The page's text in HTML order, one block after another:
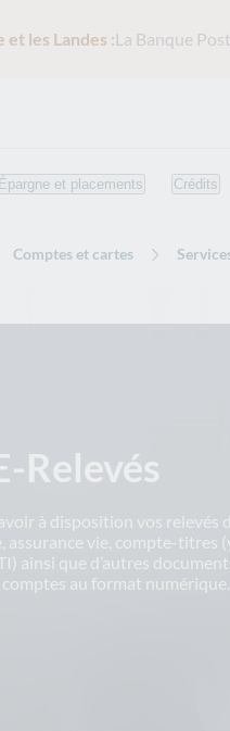
et les Landes :La Banque
Épargne et placements Crédits
Comptes et cartes
Relevés
à disposition vos relevés
assurance vie, compte-titres
ainsi que d’autres
au format numérique.